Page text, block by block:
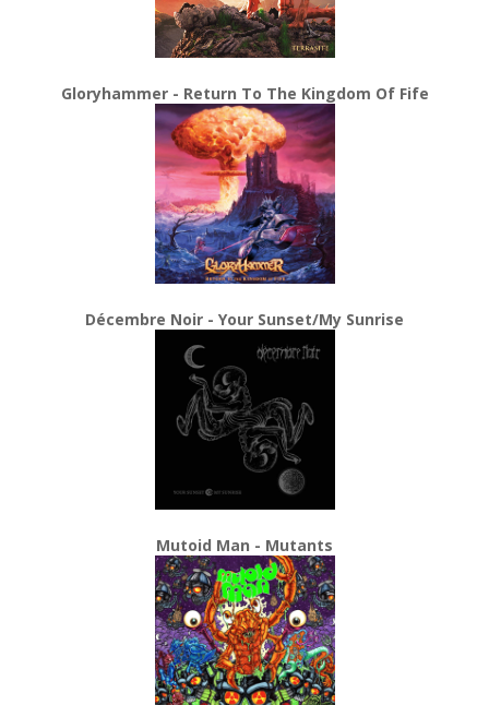
Gloryhammer - Return To The Kingdom Of Fife
Décembre Noir - Your Sunset/My Sunrise
Mutoid Man - Mutants